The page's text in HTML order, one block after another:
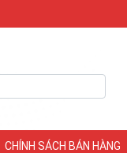
CHÍNH SÁCH BÁN HÀNG